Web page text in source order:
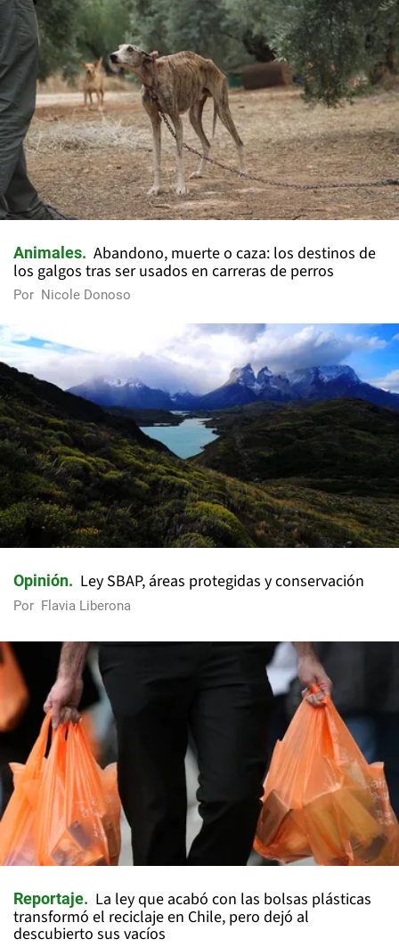
Animales
Abandono, muerte o caza: los destinos de
los galgos tras ser usados en carreras de perros
Por Nicole Donoso
Opinión Ley SBAP, áreas protegidas y conservación
Por Flavia Liberona
Reportaje
La ley que acabó con las bolsas plásticas
transformó el reciclaje en Chile, pero dejó al
descubierto sus vacíos